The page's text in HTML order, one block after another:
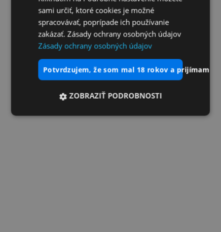
sami určiť, ktoré cookies je možné
spracovávať, poprípade ich používanie
zakázať. Zásady ochrany osobných údajov
Zásady ochrany osobných údajov
potvrdzujem, že som mal 18 rokov a prijímam
ZOBRAZIŤ PODROBNOSTI